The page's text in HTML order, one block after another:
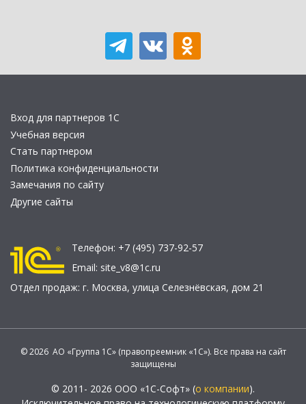
Вход для партнеров 1С
Учебная версия
Стать партнером
Политика конфиденциальности
Замечания по сайту
Другие сайты
Телефон: +7 (495) 737-92-57
Email: site_v8@1c.ru
Отдел продаж: г. Москва, улица Селезнёвская, дом 21
© 2026 АО «Группа 1С» (правопреемник «1С»). Все права на сайт
защищены
© 2011- 2026 ООО «1С-Софт» (о компании).